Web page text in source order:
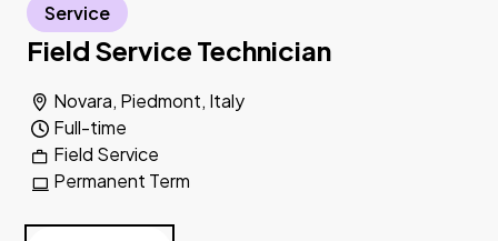
Field Service Technician
Novara, Piedmont, Italy
Field Service
Full-time
Permanent Term
Service